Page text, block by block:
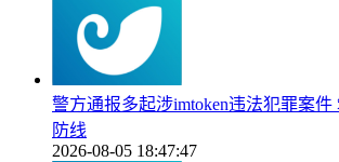
警方通报多起涉imtoken违法犯罪案
防线
2026-08-05 18:47:47